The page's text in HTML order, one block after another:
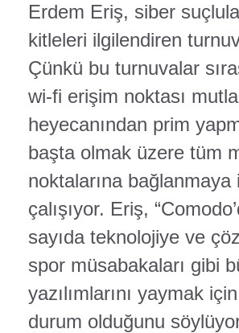
Erdem Eriş, siber
kitleleri ilgilendiren
Çünkü bu turnuvalar
wi-fi erişim noktası
heyecanından prim
başta olmak üzere tüm
noktalarına
çalışıyor. Eriş,
sayıda teknolojiye ve
spor müsabakaları gibi
yazılımlarını yaymak
durum olduğunu